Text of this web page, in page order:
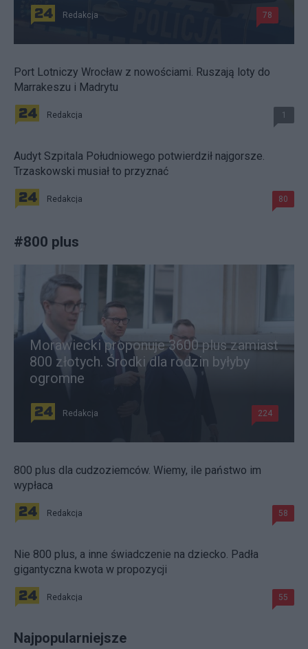
Redakcja 78
Port Lotniczy Wrocław z nowościami. Ruszają loty do
Marrakeszu i Madrytu
Redakcja 1
Audyt Szpitala Południowego potwierdził najgorsze.
Trzaskowski musiał to przyznać
Redakcja 80
#800 plus
Morawiecki proponuje 3600 plus zamiast
800 złotych. Środki dla rodzin byłyby
ogromne
Redakcja 224
800 plus dla cudzoziemców. Wiemy, ile państwo im
wypłaca
Redakcja 58
Nie 800 plus, a inne świadczenie na dziecko. Padła
gigantyczna kwota w propozycji
Redakcja 55
Najpopularniejsze